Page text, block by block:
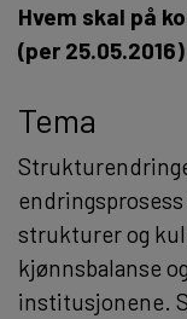
Hvem skal på
(per 25.05.2016)
Tema
strukturer og
kjønnsbalanse
institusjonene.